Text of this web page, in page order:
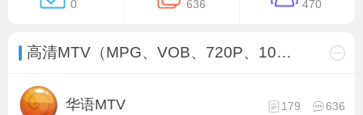
0
636
470
高清MTV（MPG、VOB、720P、1080P）
华语MTV 179 636